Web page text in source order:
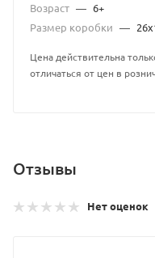
Возраст — 6+
Размер коробки —
Цена действительна
отличаться от цен в
Отзывы
Нет оценок